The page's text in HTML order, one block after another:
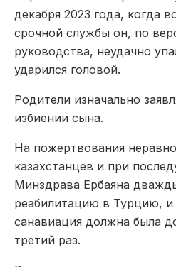
декабря 2023 года, когда
срочной службы он, по
руководства, неудачно
ударился головой.
Родители изначально
избиении сына.
На пожертвования
казахстанцев и при
Минздрава Ербаяна
реабилитацию в Турцию, и
санавиация должна была
третий раз.